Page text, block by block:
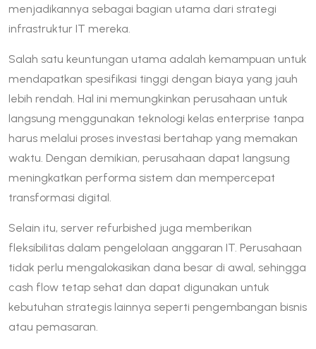
menjadikannya sebagai bagian utama dari strategi
infrastruktur IT mereka.
Salah satu keuntungan utama adalah kemampuan untuk
mendapatkan spesifikasi tinggi dengan biaya yang jauh
lebih rendah. Hal ini memungkinkan perusahaan untuk
langsung menggunakan teknologi kelas enterprise tanpa
harus melalui proses investasi bertahap yang memakan
waktu. Dengan demikian, perusahaan dapat langsung
meningkatkan performa sistem dan mempercepat
transformasi digital.
Selain itu, server refurbished juga memberikan
fleksibilitas dalam pengelolaan anggaran IT. Perusahaan
tidak perlu mengalokasikan dana besar di awal, sehingga
cash flow tetap sehat dan dapat digunakan untuk
kebutuhan strategis lainnya seperti pengembangan bisnis
atau pemasaran.